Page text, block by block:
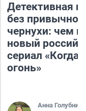
Детективная
без привычной
чернухи: чем
новый
сериал «Когда
огонь»
Анна